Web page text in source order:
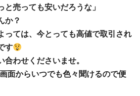
と売っても安いだろうな」
か？
っては、今とっても高値で取引され
す
合わせくださいませ。
面からいつでも色々聞けるので便